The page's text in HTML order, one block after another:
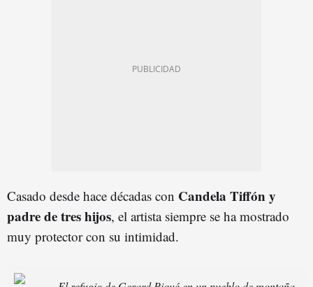
Casado desde hace décadas con Candela Tiffón y
padre de tres hijos, el artista siempre se ha mostrado
muy protector con su intimidad.